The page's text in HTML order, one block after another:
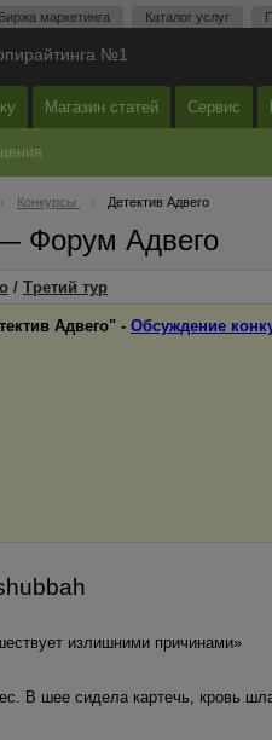
Биржа маркетинга Каталог услуг
№1
Магазин статей Сервис
Конкурсы Детектив Адвего
Форум Адвего
/ Третий тур
Адвего" - Обсуждение
излишними причинами»
В шее сидела картечь, кровь